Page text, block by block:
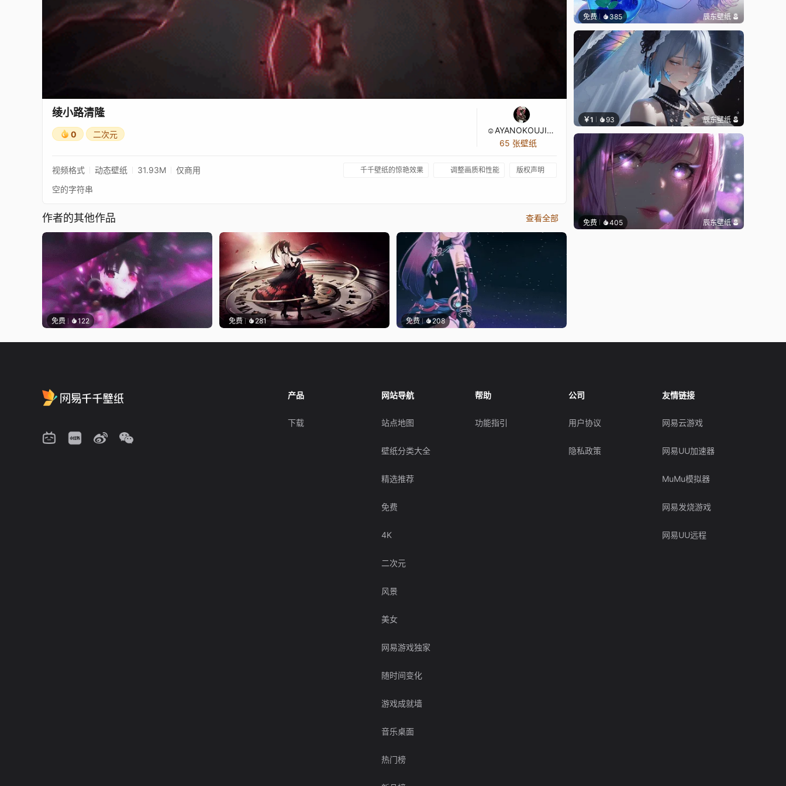
绫小路清隆
0 二次元
☺AYANOKOUJI♫♣KIYOTAKA☺
65 张壁纸
视频格式 动态壁纸 31.93M 仅商用 千千壁纸的惊艳效果 调整画质和性能 版权声明
空的字符串
作者的其他作品 查看全部
免费 122 免费 281 免费 208
免费 385 辰东壁纸
￥1 93 辰东壁纸
免费 405 辰东壁纸
产品
下载
网站导航
站点地图
壁纸分类大全
精选推荐
免费
4K
二次元
风景
美女
网易游戏独家
随时间变化
游戏成就墙
音乐桌面
热门榜
帮助
功能指引
公司
用户协议
隐私政策
友情链接
网易云游戏
网易UU加速器
MuMu模拟器
网易发烧游戏
网易UU远程